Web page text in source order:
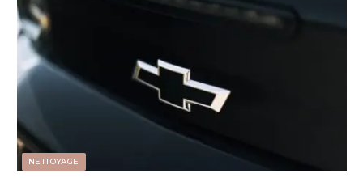
NETTOYAGE